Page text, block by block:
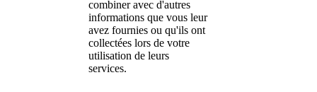
combiner avec d'autres
informations que vous leur
avez fournies ou qu'ils ont
collectées lors de votre
utilisation de leurs
services.